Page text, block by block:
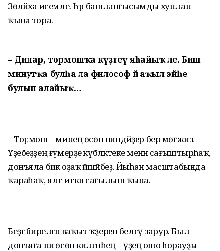
Зөләйха исемле. Һәр башланғысымды хуплап
ҡына тора.
– Динар, тормошҡа күҙәтеү яһайыҡ әле. Биш
минутҡа булһа ла философ йә аҡыл эйәһе
булып алайыҡ…
– Тормош – минең өсөн ниндәйҙер бер мөғжизә.
Үҙебеҙҙең ғүмерҙе күбәләктеке менән сағыштырһаҡ,
донъяла бик оҙаҡ йәшәйбеҙ. Йыһан масштабында
ҡараһаҡ, ялт иткән сағылыш ҡына.
Беҙгә бирелгән ваҡыт ҡәҙерен белеү зарур. Был
донъяға ни өсөн килгәнһең – үҙеңә ошо һорауҙы